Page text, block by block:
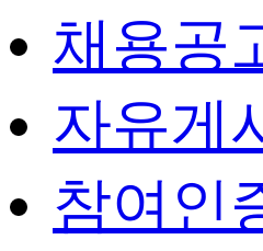
채용공
자유게
참여인